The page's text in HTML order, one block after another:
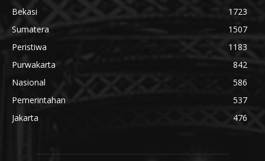
Bekasi
1723
Sumatera
1507
Peristiwa
1183
Purwakarta
842
Nasional
586
Pemerintahan
537
Jakarta
476